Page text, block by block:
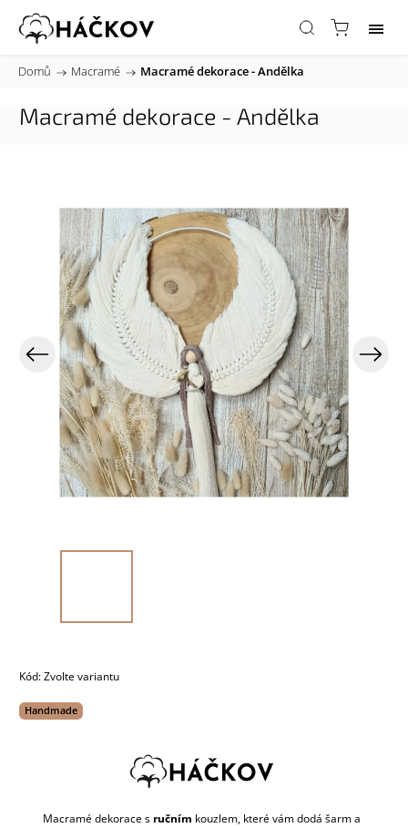
Domů / Macramé / Macramé dekorace - Andělka
Macramé dekorace - Andělka
Kód:Zvolte variantu
Handmade
Macramé dekorace s ručním kouzlem, které vám dodá šarm a